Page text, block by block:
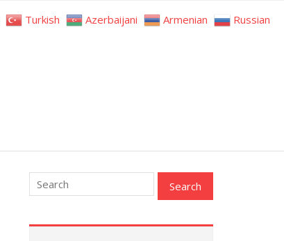
Turkish Azerbaijani Armenian Russian